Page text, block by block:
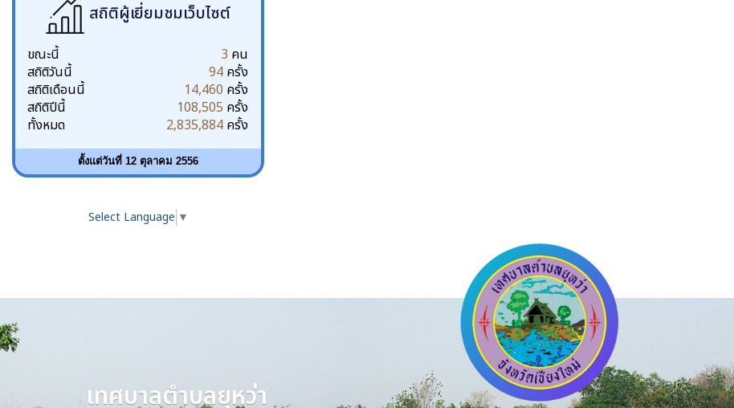
สถิติผู้เยี่ยมชมเว็บไซต์
ขณะนี้ 3 คน
สถิติวันนี้
94 ครั้ง
สถิติเดือนนี้
14,460 ครั้ง
สถิติปีนี้
108,505 ครั้ง
ทั้งหมด
2,835,884 ครั้ง
ตั้งแต่วันที่ 12 ตุลาคม 2556
Select Language ▼
เทศบาลตำบลยุหว่า